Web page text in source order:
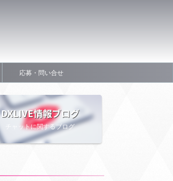
応募・問い合せ
DXLIVE情報ブログ
チャットに関するブログ